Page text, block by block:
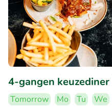
4-gangen
Tomorrow Mo Tu We